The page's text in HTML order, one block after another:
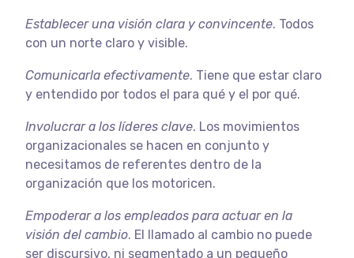
Establecer una visión clara y convincente. Todos
con un norte claro y visible.
Comunicarla efectivamente. Tiene que estar claro
y entendido por todos el para qué y el por qué.
Involucrar a los líderes clave. Los movimientos
organizacionales se hacen en conjunto y
necesitamos de referentes dentro de la
organización que los motoricen.
Empoderar a los empleados para actuar en la
visión del cambio. El llamado al cambio no puede
ser discursivo, ni segmentado a un pequeño